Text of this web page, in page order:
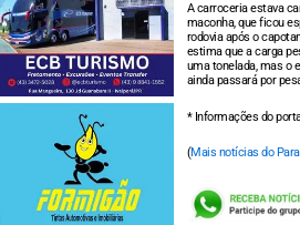
A carroceria estava
maconha, que ficou
rodovia após o
estima que a carga
uma tonelada, mas o
ainda passará por
* Informações do
(Mais notícias do